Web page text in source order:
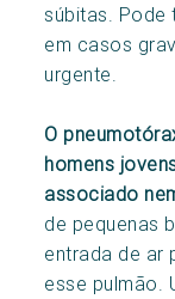
súbitas. Pode
em casos
urgente.
O
homens
associado
de pequenas
entrada de ar
esse pulmão.